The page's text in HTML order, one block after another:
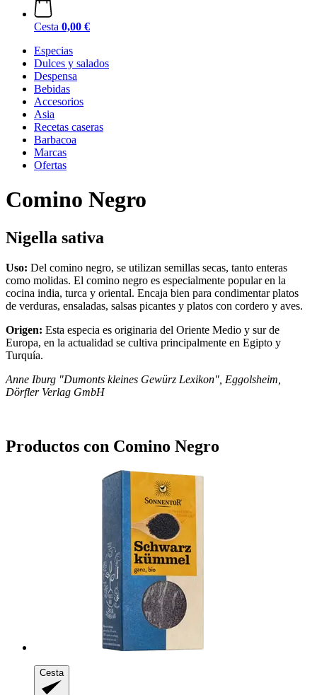
Cesta 0,00 €
Especias
Dulces y salados
Despensa
Bebidas
Accesorios
Asia
Recetas caseras
Barbacoa
Marcas
Ofertas
Comino Negro
Nigella sativa
Uso: Del comino negro, se utilizan semillas secas, tanto enteras
como molidas. El comino negro es especialmente popular en la
cocina india, turca y oriental. Encaja bien para condimentar platos
de verduras, ensaladas, salsas picantes y platos con cordero y aves.
Origen: Esta especia es originaria del Oriente Medio y sur de
Europa, en la actualidad se cultiva principalmente en Egipto y
Turquía.
Anne Iburg "Dumonts kleines Gewürz Lexikon", Eggolsheim,
Dörfler Verlag GmbH
Productos con Comino Negro
Cesta